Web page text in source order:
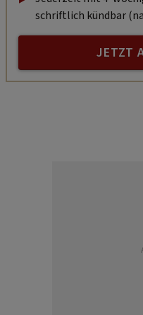
schriftlich kündbar
JETZT